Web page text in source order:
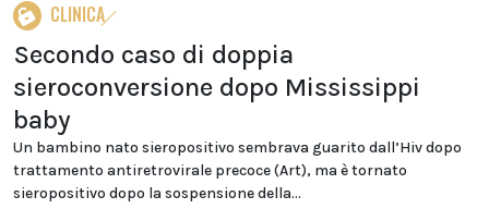
CLINICA
Secondo caso di doppia
sieroconversione dopo Mississippi
baby
Un bambino nato sieropositivo sembrava guarito dall’Hiv dopo
trattamento antiretrovirale precoce (Art), ma è tornato
sieropositivo dopo la sospensione della...